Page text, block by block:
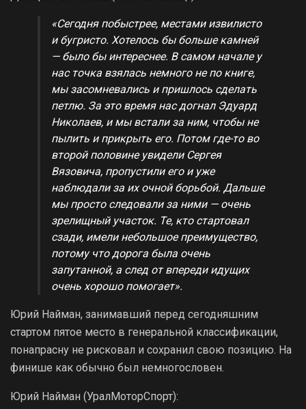
«Сегодня побыстрее, местами извилисто
и бугристо. Хотелось бы больше камней
— было бы интереснее. В самом начале у
нас точка взялась немного не по книге,
мы засомневались и пришлось сделать
петлю. За это время нас догнал Эдуард
Николаев, и мы встали за ним, чтобы не
пылить и прикрыть его. Потом где-то во
второй половине увидели Сергея
Вязовича, пропустили его и уже
наблюдали за их очной борьбой. Дальше
мы просто следовали за ними — очень
зрелищный участок. Те, кто стартовал
сзади, имели небольшое преимущество,
потому что дорога была очень
запутанной, а след от впереди идущих
очень хорошо помогает».
Юрий Найман, занимавший перед сегодняшним
стартом пятое место в генеральной классификации,
понапрасну не рисковал и сохранил свою позицию. На
финише как обычно был немногословен.
Юрий Найман (УралМоторСпорт):